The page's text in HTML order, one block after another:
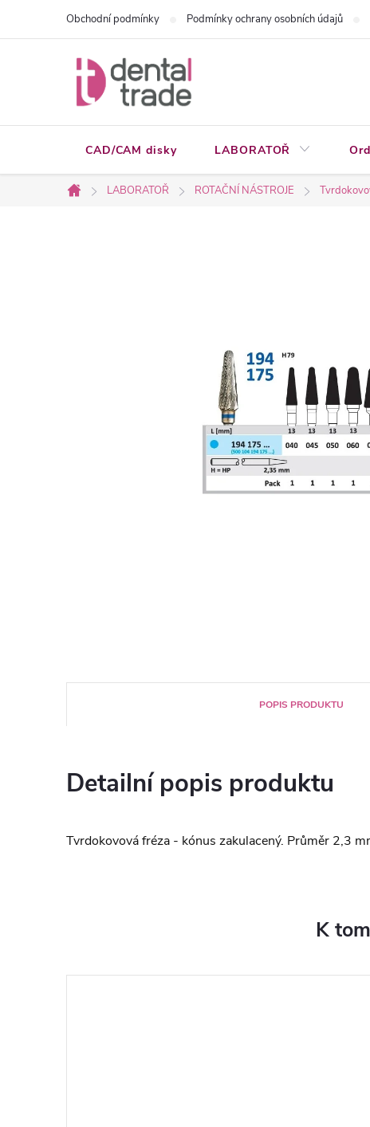
Obchodní podmínky Podmínky ochrany osobních údajů
CAD/CAM disky LABORATOŘ
Domů
LABORATOŘ ROTAČNÍ NÁSTROJE
POPIS PRODUKTU
Detailní popis produktu
Tvrdokovová fréza - kónus zakulacený. Průměr 2,3
K